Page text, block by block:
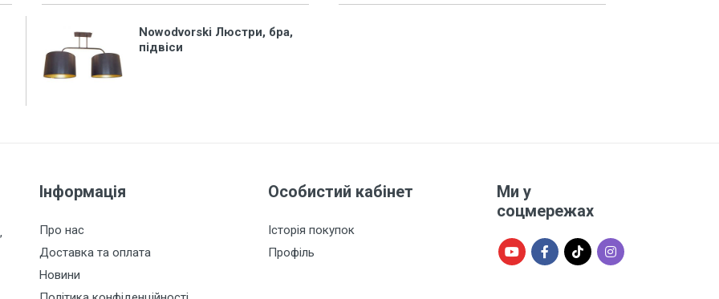
Nowodvorski Люстри, бра,
підвіси
Інформація
Про нас
Доставка та оплата
Новини
Особистий кабінет
Історія покупок
Профіль
Ми у
соцмережах